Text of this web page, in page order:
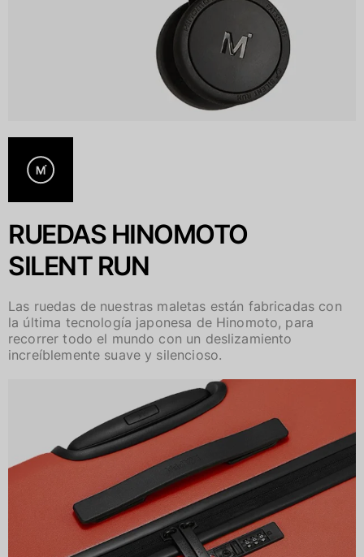
RUEDAS HINOMOTO
SILENT RUN
Las ruedas de nuestras maletas están fabricadas con
la última tecnología japonesa de Hinomoto, para
recorrer todo el mundo con un deslizamiento
increíblemente suave y silencioso.